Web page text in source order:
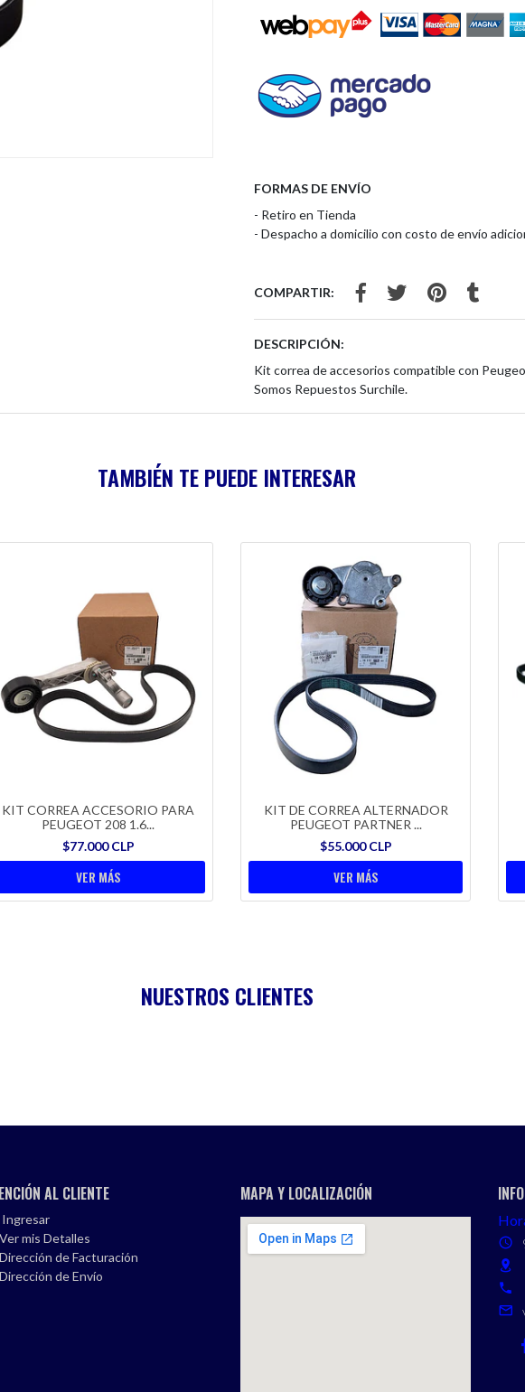
FORMAS DE ENVÍO
- Retiro en Tienda
- Despacho a domicilio con costo de envío
COMPARTIR:
DESCRIPCIÓN:
Kit correa de accesorios compatible con
Somos Repuestos Surchile.
TAMBIÉN TE PUEDE INTERESAR
KIT CORREA ACCESORIO PARA
PEUGEOT 208 1.6...
$77.000 CLP
VER MÁS
KIT DE CORREA ALTERNADOR
PEUGEOT PARTNER ...
$55.000 CLP
VER MÁS
NUESTROS CLIENTES
AL CLIENTE
Ingresar
Ver mis Detalles
Dirección de Facturación
Dirección de Envío
MAPA Y LOCALIZACIÓN